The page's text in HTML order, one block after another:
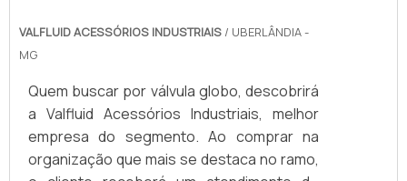
VALFLUID ACESSÓRIOS INDUSTRIAIS / UBERLÂNDIA -
MG
Quem buscar por válvula globo, descobrirá
a Valfluid Acessórios Industriais, melhor
empresa do segmento. Ao comprar na
organização que mais se destaca no ramo,